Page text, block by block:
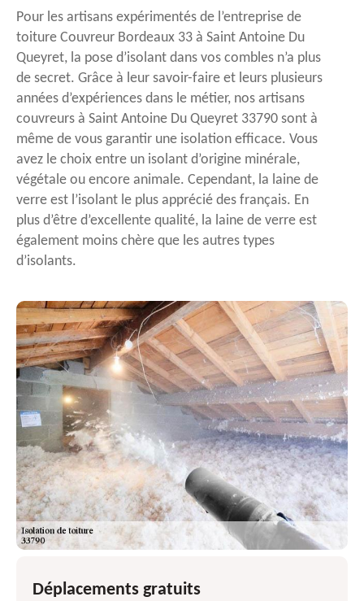
Pour les artisans expérimentés de l’entreprise de
toiture Couvreur Bordeaux 33 à Saint Antoine Du
Queyret, la pose d’isolant dans vos combles n’a plus
de secret. Grâce à leur savoir-faire et leurs plusieurs
années d’expériences dans le métier, nos artisans
couvreurs à Saint Antoine Du Queyret 33790 sont à
même de vous garantir une isolation efficace. Vous
avez le choix entre un isolant d’origine minérale,
végétale ou encore animale. Cependant, la laine de
verre est l’isolant le plus apprécié des français. En
plus d’être d’excellente qualité, la laine de verre est
également moins chère que les autres types
d’isolants.
Déplacements gratuits